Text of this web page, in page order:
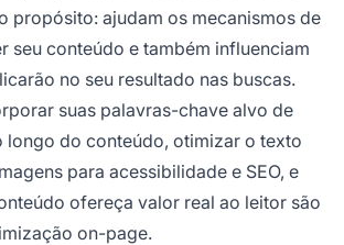
propósito: ajudam os mecanismos de
seu conteúdo e também influenciam
no seu resultado nas buscas.
suas palavras-chave alvo de
longo do conteúdo, otimizar o texto
para acessibilidade e SEO, e
ofereça valor real ao leitor são
on-page.